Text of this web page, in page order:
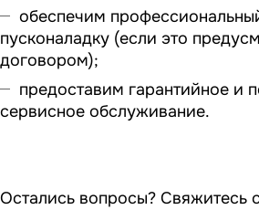
обеспечим
пусконаладку (если это
договором);
предоставим гарантийное и
сервисное обслуживание.
Остались вопросы? Свяжитесь